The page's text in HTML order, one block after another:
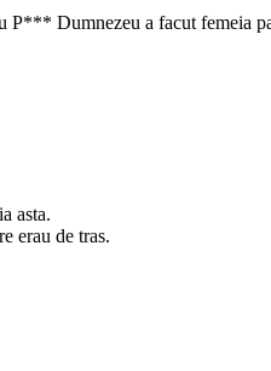
Dumnezeu a facut femeia
asta.
erau de tras.